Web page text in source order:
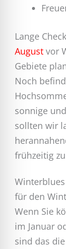
Lange
August vor
Gebiete
Noch
sonnige
sollten wir
frühzeitig
für den
Wenn Sie
im Januar
sind das